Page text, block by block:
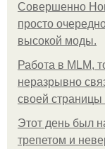
Совершенно
просто
высокой моды.
Работа в MLM,
неразрывно
своей страницы
Этот день был
трепетом и